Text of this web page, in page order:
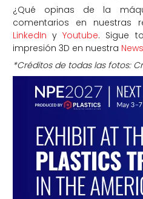
¿Qué opinas de la
comentarios en nuestras
LinkedIn yYoutube. Sigue
impresión 3D en nuestra
*Créditos de todas las fotos: